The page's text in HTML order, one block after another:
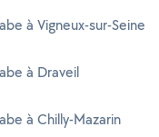
à Vigneux-sur-Seine
à Draveil
à Chilly-Mazarin